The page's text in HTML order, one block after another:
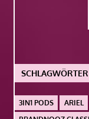
SCHLAGWÖRTER
3IN1 PODS ARIEL